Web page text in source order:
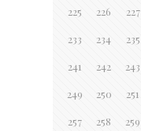
225 226 227
233 234 235
241 242 243
249 250 251
257 258 259